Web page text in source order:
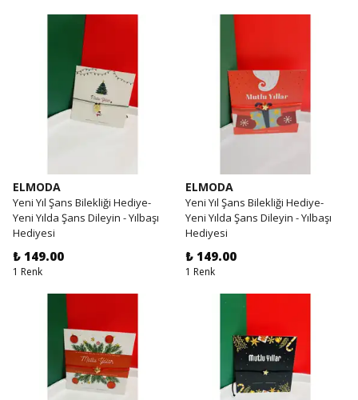
ELMODA
Yeni Yıl Şans Bilekliği Hediye-
Yeni Yılda Şans Dileyin - Yılbaşı
Hediyesi
₺ 149.00
1 Renk
ELMODA
Yeni Yıl Şans Bilekliği Hediye-
Yeni Yılda Şans Dileyin - Yılbaşı
Hediyesi
₺ 149.00
1 Renk